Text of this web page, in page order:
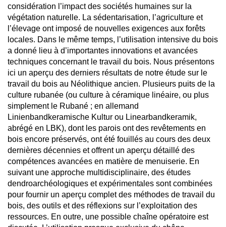
considération l’impact des sociétés humaines sur la
végétation naturelle. La sédentarisation, l’agriculture et
l’élevage ont imposé de nouvelles exigences aux forêts
locales. Dans le même temps, l’utilisation intensive du bois
a donné lieu à d’importantes innovations et avancées
techniques concernant le travail du bois. Nous présentons
ici un aperçu des derniers résultats de notre étude sur le
travail du bois au Néolithique ancien. Plusieurs puits de la
culture rubanée (ou culture à céramique linéaire, ou plus
simplement le Rubané ; en allemand
Linienbandkeramische Kultur ou Linearbandkeramik,
abrégé en LBK), dont les parois ont des revêtements en
bois encore préservés, ont été fouillés au cours des deux
dernières décennies et offrent un aperçu détaillé des
compétences avancées en matière de menuiserie. En
suivant une approche multidisciplinaire, des études
dendroarchéologiques et expérimentales sont combinées
pour fournir un aperçu complet des méthodes de travail du
bois, des outils et des réflexions sur l’exploitation des
ressources. En outre, une possible chaîne opératoire est